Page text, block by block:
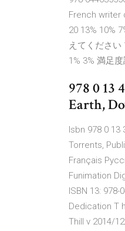
French writer
20 13% 10%
えてください
1% 3% 満足
978 0 13
Earth,
Isbn 978 0 13
Torrents,
Français
Funimation
ISBN 13: 978-
Dedication T
Thill v 2014/